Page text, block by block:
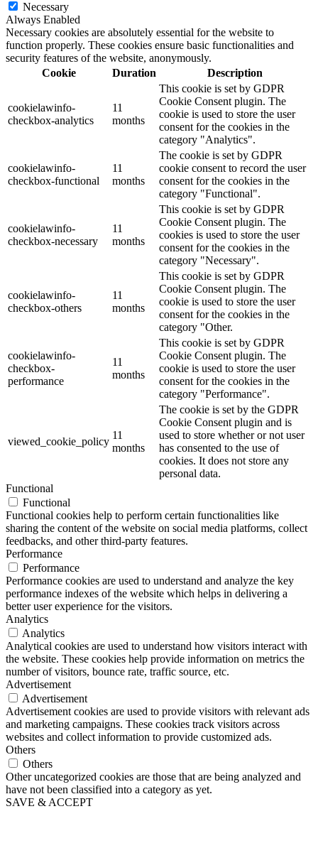
Necessary
Always Enabled
Necessary cookies are absolutely essential for the website to
function properly. These cookies ensure basic functionalities and
security features of the website, anonymously.
Cookie
Duration Description
cookielawinfo-
checkbox-analytics
11
months
This cookie is set by GDPR
Cookie Consent plugin. The
cookie is used to store the user
consent for the cookies in the
category "Analytics".
cookielawinfo-
checkbox-functional
11
months
The cookie is set by GDPR
cookie consent to record the user
consent for the cookies in the
category "Functional".
cookielawinfo-
checkbox-necessary
11
months
This cookie is set by GDPR
Cookie Consent plugin. The
cookies is used to store the user
consent for the cookies in the
category "Necessary".
cookielawinfo-
checkbox-others
11
months
This cookie is set by GDPR
Cookie Consent plugin. The
cookie is used to store the user
consent for the cookies in the
category "Other.
cookielawinfo-
checkbox-
performance
11
months
This cookie is set by GDPR
Cookie Consent plugin. The
cookie is used to store the user
consent for the cookies in the
category "Performance".
viewed_cookie_policy
11
months
The cookie is set by the GDPR
Cookie Consent plugin and is
used to store whether or not user
has consented to the use of
cookies. It does not store any
personal data.
Functional
Functional
Functional cookies help to perform certain functionalities like
sharing the content of the website on social media platforms, collect
feedbacks, and other third-party features.
Performance
Performance
Performance cookies are used to understand and analyze the key
performance indexes of the website which helps in delivering a
better user experience for the visitors.
Analytics
Analytics
Analytical cookies are used to understand how visitors interact with
the website. These cookies help provide information on metrics the
number of visitors, bounce rate, traffic source, etc.
Advertisement
Advertisement
Advertisement cookies are used to provide visitors with relevant ads
and marketing campaigns. These cookies track visitors across
websites and collect information to provide customized ads.
Others
Others
Other uncategorized cookies are those that are being analyzed and
have not been classified into a category as yet.
SAVE & ACCEPT